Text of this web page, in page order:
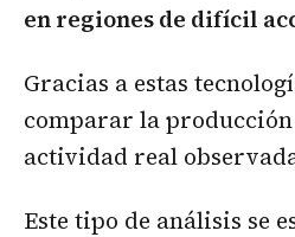
en regiones de difícil
Gracias a estas
comparar la
actividad real
Este tipo de análisis se